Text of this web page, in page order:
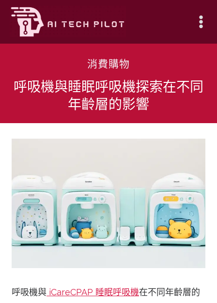
Skip
content
消費購物
呼吸機與睡眠呼吸機探索在不同
年齡層的影響
呼吸機與 iCareCPAP 睡眠呼吸機在不同年齡層的